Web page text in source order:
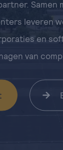
leveren
en
van